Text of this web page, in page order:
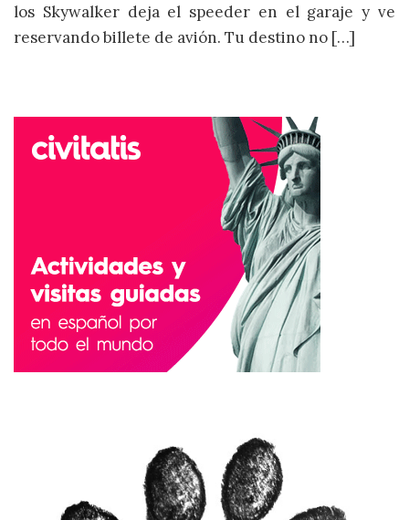
los Skywalker deja el speeder en el garaje y ve
reservando billete de avión. Tu destino no […]